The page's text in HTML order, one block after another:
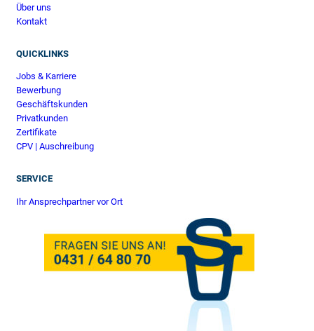
Über uns
Kontakt
QUICKLINKS
Jobs & Karriere
Bewerbung
Geschäftskunden
Privatkunden
Zertifikate
CPV | Auschreibung
SERVICE
Ihr Ansprechpartner vor Ort